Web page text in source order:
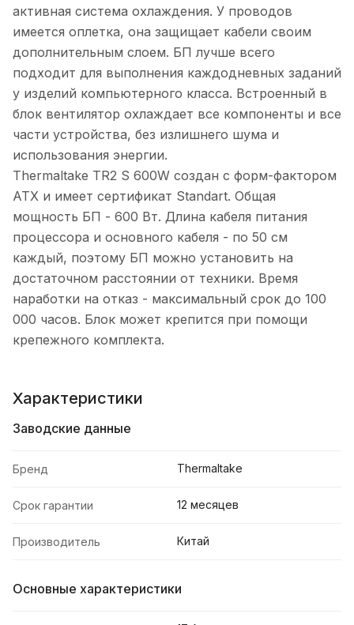
активная система охлаждения. У проводов
имеется оплетка, она защищает кабели своим
дополнительным слоем. БП лучше всего
подходит для выполнения каждодневных заданий
у изделий компьютерного класса. Встроенный в
блок вентилятор охлаждает все компоненты и все
части устройства, без излишнего шума и
использования энергии.
Thermaltake TR2 S 600W создан с форм-фактором
ATX и имеет сертификат Standart. Общая
мощность БП - 600 Вт. Длина кабеля питания
процессора и основного кабеля - по 50 см
каждый, поэтому БП можно установить на
достаточном расстоянии от техники. Время
наработки на отказ - максимальный срок до 100
000 часов. Блок может крепится при помощи
крепежного комплекта.
Характеристики
Заводские данные
Бренд Thermaltake
Срок гарантии 12 месяцев
Производитель Китай
Основные характеристики